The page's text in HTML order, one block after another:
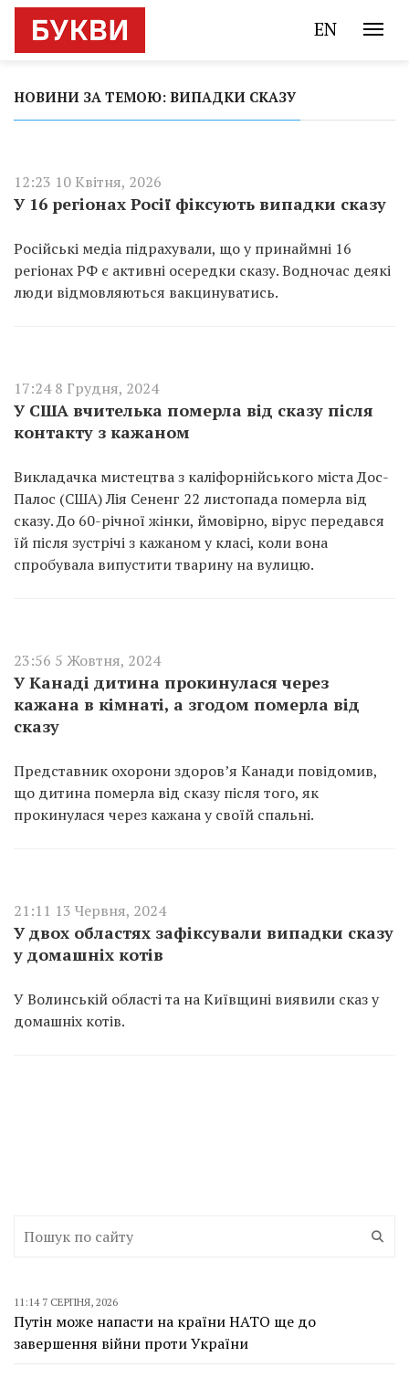
EN
НОВИНИ ЗА ТЕМОЮ: ВИПАДКИ СКАЗУ
12:23 10 Квітня, 2026
У 16 регіонах Росії фіксують випадки сказу
Російські медіа підрахували, що у принаймні 16 ​​
регіонах РФ є активні осередки сказу. Водночас деякі
люди відмовляються вакцинуватись.
17:24 8 Грудня, 2024
У США вчителька померла від сказу після
контакту з кажаном
Викладачка мистецтва з каліфорнійського міста Дос-
Палос (США) Лія Сененг 22 листопада померла від
сказу. До 60-річної жінки, ймовірно, вірус передався
їй після зустрічі з кажаном у класі, коли вона
спробувала випустити тварину на вулицю.
23:56 5 Жовтня, 2024
У Канаді дитина прокинулася через
кажана в кімнаті, а згодом померла від
сказу
Представник охорони здоров’я Канади повідомив,
що дитина померла від сказу після того, як
прокинулася через кажана у своїй спальні.
21:11 13 Червня, 2024
У двох областях зафіксували випадки сказу
у домашніх котів
У Волинській області та на Київщині виявили сказ у
домашніх котів.
11:14 7 СЕРПНЯ, 2026
Путін може напасти на країни НАТО ще до
завершення війни проти України